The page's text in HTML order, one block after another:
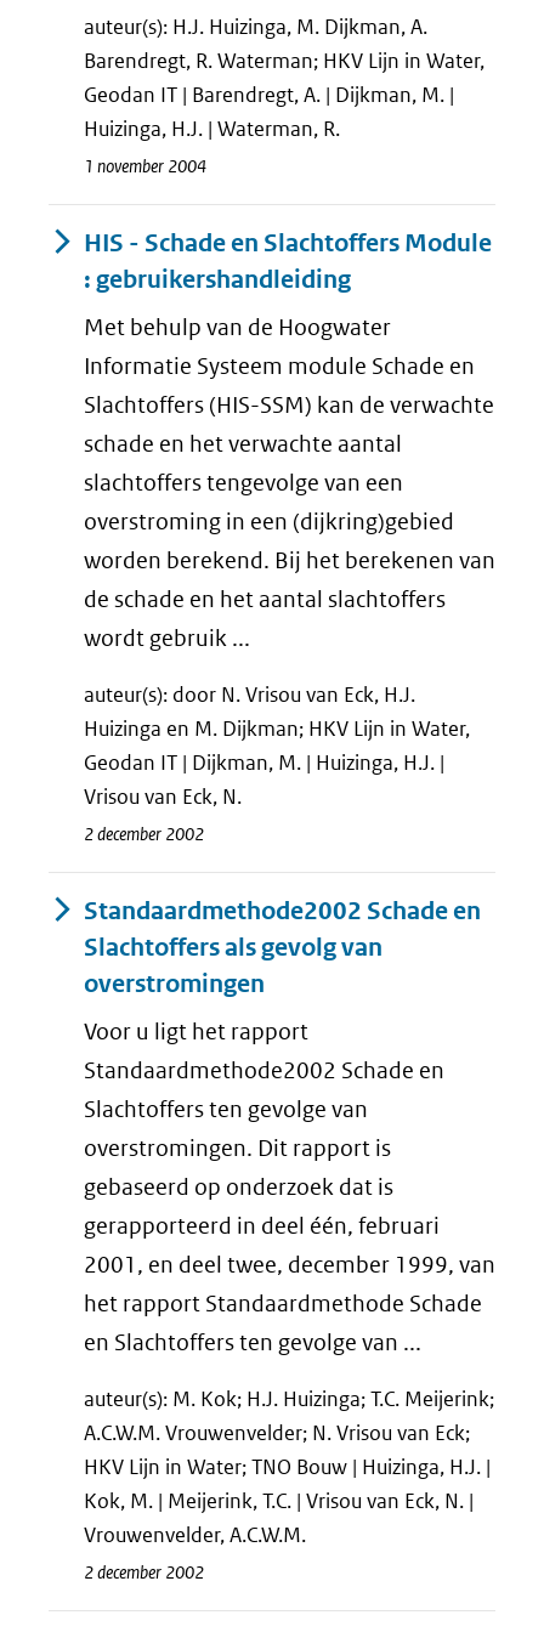
auteur(s): H.J. Huizinga, M. Dijkman, A.
Barendregt, R. Waterman; HKV Lijn in Water,
Geodan IT | Barendregt, A. | Dijkman, M. |
Huizinga, H.J. | Waterman, R.
1 november 2004
HIS - Schade en Slachtoffers Module
: gebruikershandleiding
Met behulp van de Hoogwater
Informatie Systeem module Schade en
Slachtoffers (HIS-SSM) kan de verwachte
schade en het verwachte aantal
slachtoffers tengevolge van een
overstroming in een (dijkring)gebied
worden berekend. Bij het berekenen van
de schade en het aantal slachtoffers
wordt gebruik ...
auteur(s): door N. Vrisou van Eck, H.J.
Huizinga en M. Dijkman; HKV Lijn in Water,
Geodan IT | Dijkman, M. | Huizinga, H.J. |
Vrisou van Eck, N.
2 december 2002
Standaardmethode2002 Schade en
Slachtoffers als gevolg van
overstromingen
Voor u ligt het rapport
Standaardmethode2002 Schade en
Slachtoffers ten gevolge van
overstromingen. Dit rapport is
gebaseerd op onderzoek dat is
gerapporteerd in deel één, februari
2001, en deel twee, december 1999, van
het rapport Standaardmethode Schade
en Slachtoffers ten gevolge van ...
auteur(s): M. Kok; H.J. Huizinga; T.C. Meijerink;
A.C.W.M. Vrouwenvelder; N. Vrisou van Eck;
HKV Lijn in Water; TNO Bouw | Huizinga, H.J. |
Kok, M. | Meijerink, T.C. | Vrisou van Eck, N. |
Vrouwenvelder, A.C.W.M.
2 december 2002